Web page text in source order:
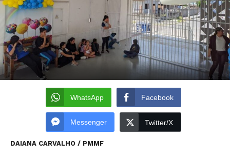
WhatsApp Facebook
Messenger Twitter/X
DAIANA CARVALHO / PMMF